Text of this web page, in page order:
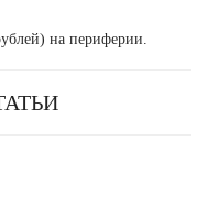
на периферии.